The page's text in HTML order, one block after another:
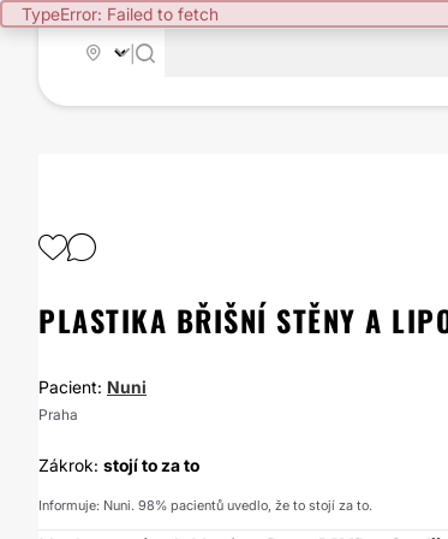
TypeError: Failed to fetch
PLASTIKA BŘIŠNÍ STĚNY A
Pacient: Nuni
Praha
Zákrok: stojí to za to
Informuje: Nuni. 98% pacientů uvedlo, že to stojí za to.